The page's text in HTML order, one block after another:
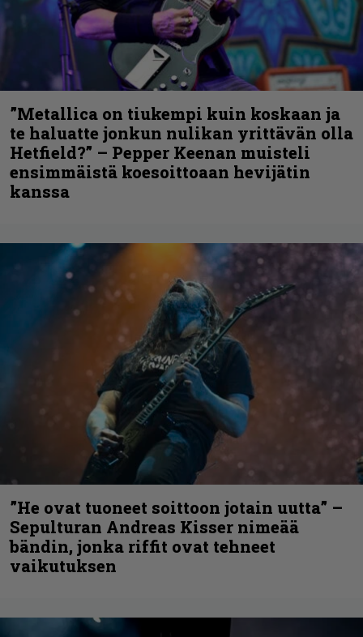
”Metallica on tiukempi kuin koskaan ja
te haluatte jonkun nulikan yrittävän olla
Hetfield?” – Pepper Keenan muisteli
ensimmäistä koesoittoaan hevijätin
kanssa
”He ovat tuoneet soittoon jotain uutta” –
Sepulturan Andreas Kisser nimeää
bändin, jonka riffit ovat tehneet
vaikutuksen